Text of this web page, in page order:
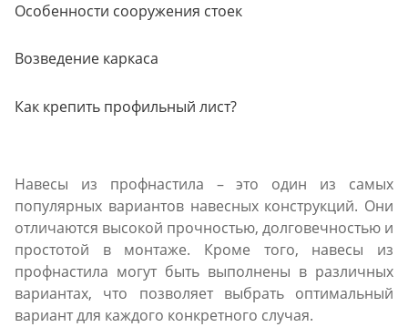
Особенности сооружения стоек
Возведение каркаса
Как крепить профильный лист?
Навесы из профнастила – это один из самых
популярных вариантов навесных конструкций. Они
отличаются высокой прочностью, долговечностью и
простотой в монтаже. Кроме того, навесы из
профнастила могут быть выполнены в различных
вариантах, что позволяет выбрать оптимальный
вариант для каждого конкретного случая.